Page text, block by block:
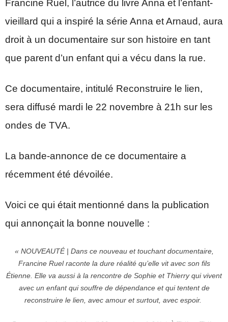
Francine Ruel, l’autrice du livre Anna et l’enfant-
vieillard qui a inspiré la série Anna et Arnaud, aura
droit à un documentaire sur son histoire en tant
que parent d’un enfant qui a vécu dans la rue.
Ce documentaire, intitulé Reconstruire le lien,
sera diffusé mardi le 22 novembre à 21h sur les
ondes de TVA.
La bande-annonce de ce documentaire a
récemment été dévoilée.
Voici ce qui était mentionné dans la publication
qui annonçait la bonne nouvelle :
« NOUVEAUTÉ | Dans ce nouveau et touchant documentaire,
Francine Ruel raconte la dure réalité qu’elle vit avec son fils
Étienne. Elle va aussi à la rencontre de Sophie et Thierry qui vivent
avec un enfant qui souffre de dépendance et qui tentent de
reconstruire le lien, avec amour et surtout, avec espoir.